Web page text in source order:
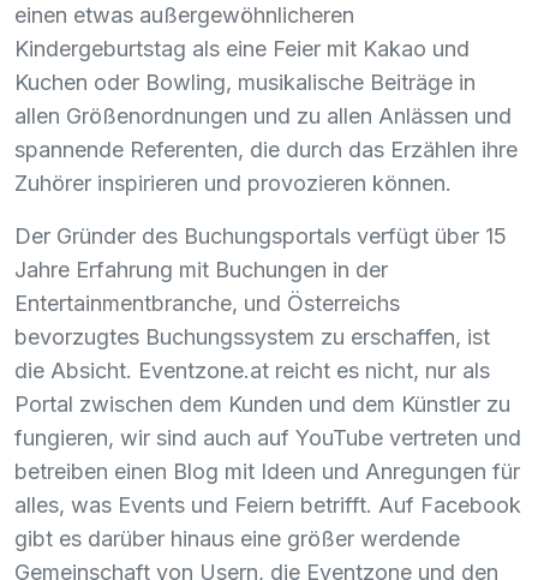
einen etwas außergewöhnlicheren
Kindergeburtstag als eine Feier mit Kakao und
Kuchen oder Bowling, musikalische Beiträge in
allen Größenordnungen und zu allen Anlässen und
spannende Referenten, die durch das Erzählen ihre
Zuhörer inspirieren und provozieren können.
Der Gründer des Buchungsportals verfügt über 15
Jahre Erfahrung mit Buchungen in der
Entertainmentbranche, und Österreichs
bevorzugtes Buchungssystem zu erschaffen, ist
die Absicht. Eventzone.at reicht es nicht, nur als
Portal zwischen dem Kunden und dem Künstler zu
fungieren, wir sind auch auf YouTube vertreten und
betreiben einen Blog mit Ideen und Anregungen für
alles, was Events und Feiern betrifft. Auf Facebook
gibt es darüber hinaus eine größer werdende
Gemeinschaft von Usern, die Eventzone und den